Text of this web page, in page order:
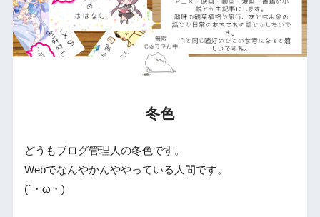
冬色
どうもブログ管理人の冬色です。
Webでなんやかんややっている人間です。
(´・ω・)